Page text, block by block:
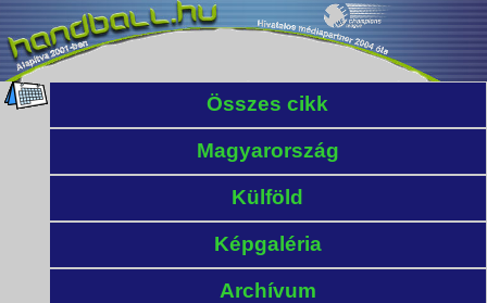
Összes cikk
Magyarország
Külföld
Képgaléria
Archívum